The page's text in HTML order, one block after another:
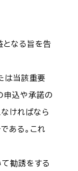
となる旨を告
は当該重要
申込や承諾の
ければなら
ある。これ
て勧誘をする